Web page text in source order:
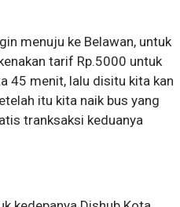
menuju ke Belawan, untuk
tarif Rp.5000 untuk
45 menit, lalu disitu kita kan
itu kita naik bus yang
tranksaksi keduanya